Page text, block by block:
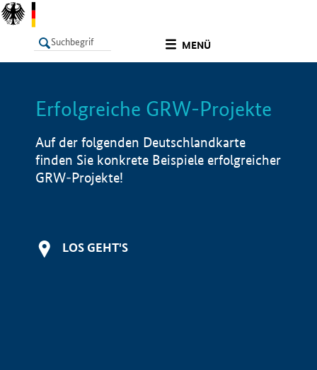
MENÜ
LISTE Info
Erfolgreiche GRW-Projekte
Auf der folgenden Deutschlandkarte
finden Sie konkrete Beispiele erfolgreicher
GRW-Projekte!
LOS GEHT'S